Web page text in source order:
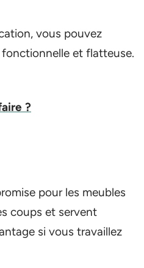
vous pouvez
et flatteuse.
?
pour les meubles
coups et servent
si vous travaillez